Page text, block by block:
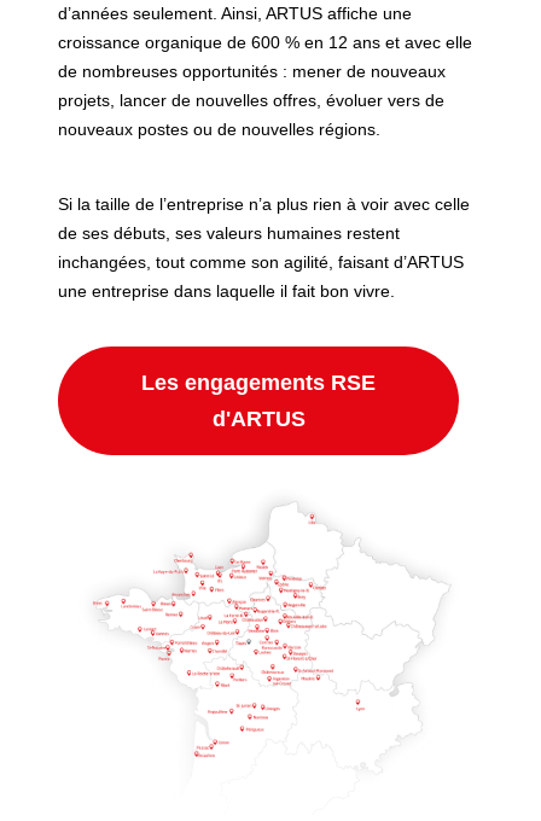
d’années seulement. Ainsi, ARTUS affiche une
croissance organique de 600 % en 12 ans et avec elle
de nombreuses opportunités : mener de nouveaux
projets, lancer de nouvelles offres, évoluer vers de
nouveaux postes ou de nouvelles régions.
Si la taille de l’entreprise n’a plus rien à voir avec celle
de ses débuts, ses valeurs humaines restent
inchangées, tout comme son agilité, faisant d’ARTUS
une entreprise dans laquelle il fait bon vivre.
Les engagements RSE
d'ARTUS